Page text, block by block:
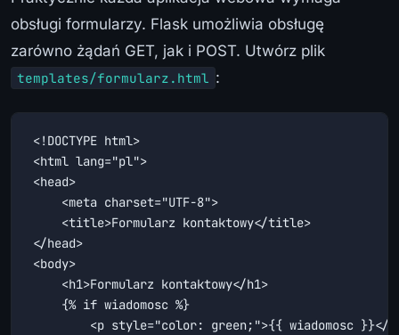
obsługi formularzy. Flask umożliwia obsługę
zarówno żądań GET, jak i POST. Utwórz plik
templates/formularz.html :
<!DOCTYPE html>
<html lang="pl">
<head>
    <meta charset="UTF-8">
    <title>Formularz kontaktowy</title>
</head>
<body>
    <h1>Formularz kontaktowy</h1>
    {% if wiadomosc %}
<p style="color: green;">{{ wiadomosc }}</